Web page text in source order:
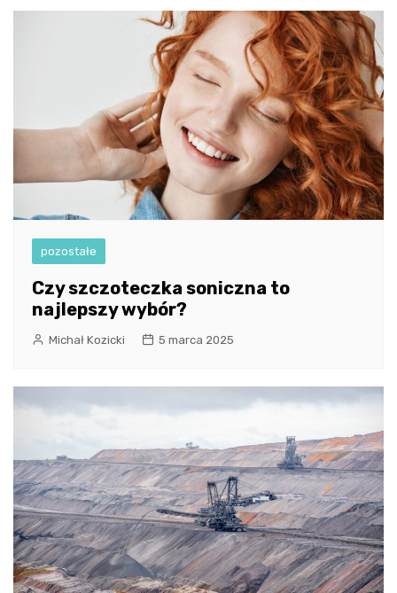
pozostałe
Czy szczoteczka soniczna to
najlepszy wybór?
Michał Kozicki 5 marca 2025